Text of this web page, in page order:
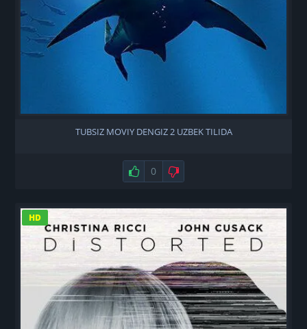
TUBSIZ MOVIY DENGIZ 2 UZBEK TILIDA
Нравится
0 Не нравится
HD